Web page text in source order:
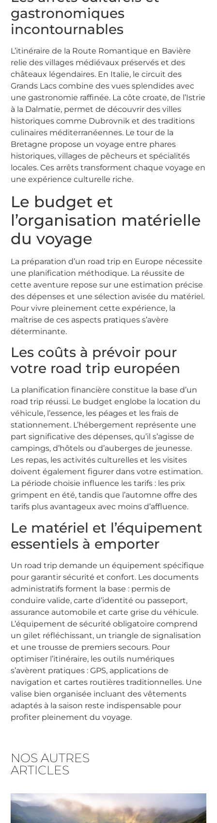
gastronomiques
incontournables
L’itinéraire de la Route Romantique en Bavière
relie des villages médiévaux préservés et des
châteaux légendaires. En Italie, le circuit des
Grands Lacs combine des vues splendides avec
une gastronomie raffinée. La côte croate, de l’Istrie
à la Dalmatie, permet de découvrir des villes
historiques comme Dubrovnik et des traditions
culinaires méditerranéennes. Le tour de la
Bretagne propose un voyage entre phares
historiques, villages de pêcheurs et spécialités
locales. Ces arrêts transforment chaque voyage en
une expérience culturelle riche.
Le budget et
l’organisation matérielle
du voyage
La préparation d’un road trip en Europe nécessite
une planification méthodique. La réussite de
cette aventure repose sur une estimation précise
des dépenses et une sélection avisée du matériel.
Pour vivre pleinement cette expérience, la
maîtrise de ces aspects pratiques s’avère
déterminante.
Les coûts à prévoir pour
votre road trip européen
La planification financière constitue la base d’un
road trip réussi. Le budget englobe la location du
véhicule, l’essence, les péages et les frais de
stationnement. L’hébergement représente une
part significative des dépenses, qu’il s’agisse de
campings, d’hôtels ou d’auberges de jeunesse.
Les repas, les activités culturelles et les visites
doivent également figurer dans votre estimation.
La période choisie influence les tarifs : les prix
grimpent en été, tandis que l’automne offre des
tarifs plus avantageux avec moins d’affluence.
Le matériel et l’équipement
essentiels à emporter
Un road trip demande un équipement spécifique
pour garantir sécurité et confort. Les documents
administratifs forment la base : permis de
conduire valide, carte d’identité ou passeport,
assurance automobile et carte grise du véhicule.
L’équipement de sécurité obligatoire comprend
un gilet réfléchissant, un triangle de signalisation
et une trousse de premiers secours. Pour
optimiser l’itinéraire, les outils numériques
s’avèrent pratiques : GPS, applications de
navigation et cartes routières traditionnelles. Une
valise bien organisée incluant des vêtements
adaptés à la saison reste indispensable pour
profiter pleinement du voyage.
NOS AUTRES
ARTICLES